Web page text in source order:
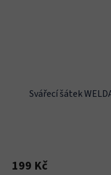
Svářecí šátek
199 Kč